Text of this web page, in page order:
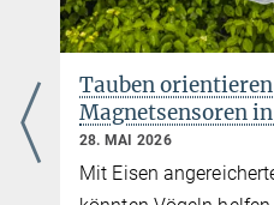
Studie offenbart
unterschätzte
wilder Schimpansen
21. MAI 2026
Kultur